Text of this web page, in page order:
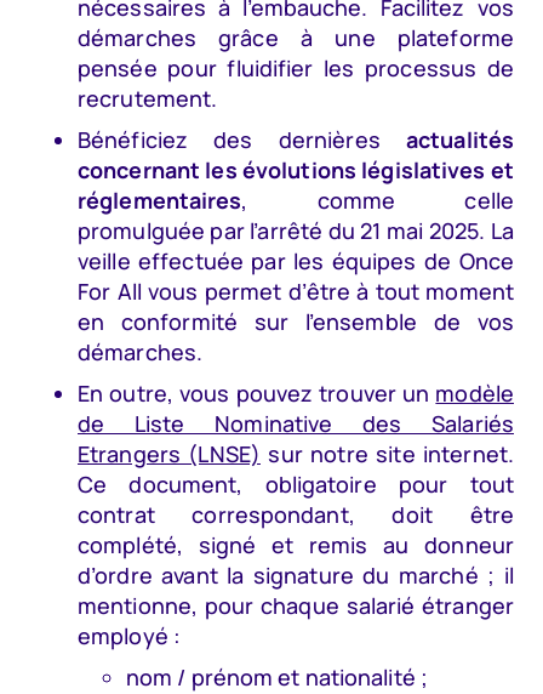
nécessaires à l’embauche. Facilitez vos
démarches grâce à une plateforme
pensée pour fluidifier les processus de
recrutement.
Bénéficiez des dernières actualités
concernant les évolutions législatives et
réglementaires, comme celle
promulguée par l’arrêté du 21 mai 2025. La
veille effectuée par les équipes de Once
For All vous permet d’être à tout moment
en conformité sur l’ensemble de vos
démarches.
En outre, vous pouvez trouver un modèle
de Liste Nominative des Salariés
Etrangers (LNSE) sur notre site internet.
Ce document, obligatoire pour tout
contrat correspondant, doit être
complété, signé et remis au donneur
d’ordre avant la signature du marché ; il
mentionne, pour chaque salarié étranger
employé :
nom / prénom et nationalité ;